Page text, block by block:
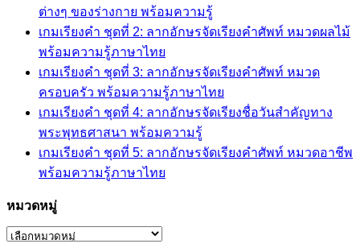
ต่างๆ ของร่างกาย พร้อมความรู้
เกมเรียงคำ ชุดที่ 2: ลากอักษรจัดเรียงคำศัพท์ หมวดผลไม้
พร้อมความรู้ภาษาไทย
เกมเรียงคำ ชุดที่ 3: ลากอักษรจัดเรียงคำศัพท์ หมวด
ครอบครัว พร้อมความรู้ภาษาไทย
เกมเรียงคำ ชุดที่ 4: ลากอักษรจัดเรียงชื่อวันสำคัญทาง
พระพุทธศาสนา พร้อมความรู้
เกมเรียงคำ ชุดที่ 5: ลากอักษรจัดเรียงคำศัพท์ หมวดอาชีพ
พร้อมความรู้ภาษาไทย
หมวดหมู่
หมวด